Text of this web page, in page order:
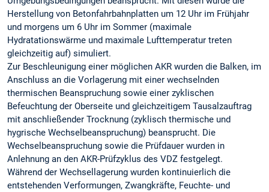
Herstellung von Betonfahrbahnplatten um 12 Uhr im Frühjahr
und morgens um 6 Uhr im Sommer (maximale
Hydratationswärme und maximale Lufttemperatur treten
gleichzeitig auf) simuliert.
Zur Beschleunigung einer möglichen AKR wurden die Balken, im
Anschluss an die Vorlagerung mit einer wechselnden
thermischen Beanspruchung sowie einer zyklischen
Befeuchtung der Oberseite und gleichzeitigem Tausalzauftrag
mit anschließender Trocknung (zyklisch thermische und
hygrische Wechselbeanspruchung) beansprucht. Die
Wechselbeanspruchung sowie die Prüfdauer wurden in
Anlehnung an den AKR-Prüfzyklus des VDZ festgelegt.
Während der Wechsellagerung wurden kontinuierlich die
entstehenden Verformungen, Zwangkräfte, Feuchte- und